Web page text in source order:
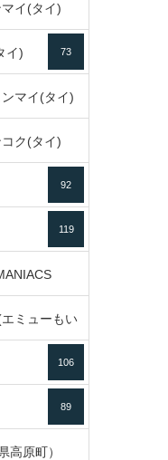
イ(タイ)
79
イ) 73
マイ(タイ)
ク(タイ)
85
92
119
49
ミューもい
72
106
89
高原町）